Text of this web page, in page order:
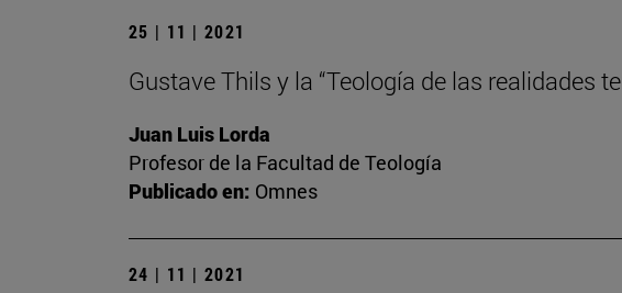
25 | 11 | 2021
Gustave Thils y la “Teología de las realidades
Juan Luis Lorda
Profesor de la Facultad de Teología
Publicado en: Omnes
24 | 11 | 2021